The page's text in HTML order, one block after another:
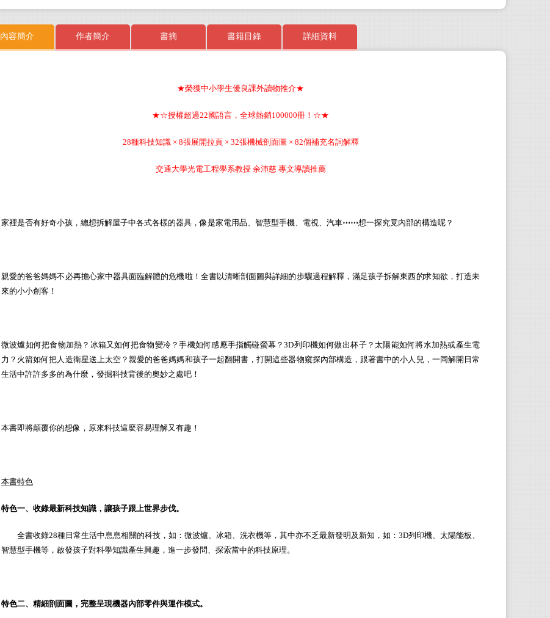
內容簡介 作者簡介 書摘 書籍目錄 詳細資料
★榮獲中小學生優良課外讀物推介★
★☆授權超過22國語言，全球熱銷100000冊！☆★
28種科技知識 × 8張展開拉頁 × 32張機械剖面圖 × 82個補充名詞解釋
交通大學光電工程學系教授 余沛慈 專文導讀推薦
家裡是否有好奇小孩，總想拆解屋子中各式各樣的器具，像是家電用品、智慧型手機、電視、汽車⋯⋯想一探究竟內部的構造呢？
親愛的爸爸媽媽不必再擔心家中器具面臨解體的危機啦！全書以清晰剖面圖與詳細的步驟過程解釋，滿足孩子拆解東西的求知欲，打造未
來的小小創客！
微波爐如何把食物加熱？冰箱又如何把食物變冷？手機如何感應手指觸碰螢幕？3D列印機如何做出杯子？太陽能如何將水加熱或產生電
力？火箭如何把人造衛星送上太空？親愛的爸爸媽媽和孩子一起翻開書，打開這些器物窺探內部構造，跟著書中的小人兒，一同解開日常
生活中許許多多的為什麼，發掘科技背後的奧妙之處吧！
本書即將顛覆你的想像，原來科技這麼容易理解又有趣！
本書特色
特色一、收錄最新科技知識，讓孩子跟上世界步伐。
全書收錄28種日常生活中息息相關的科技，如：微波爐、冰箱、洗衣機等，其中亦不乏最新發明及新知，如：3D列印機、太陽能板、
智慧型手機等，啟發孩子對科學知識產生興趣，進一步發問、探索當中的科技原理。
特色二、精細剖面圖，完整呈現機器內部零件與運作模式。